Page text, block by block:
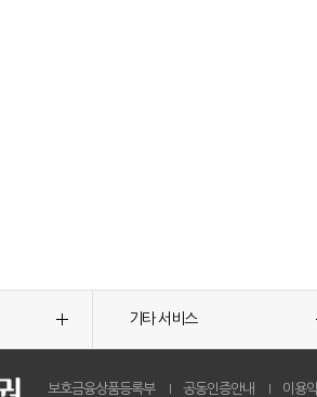
기타 서비스
보호금융상품등록부 공동인증안내 이용